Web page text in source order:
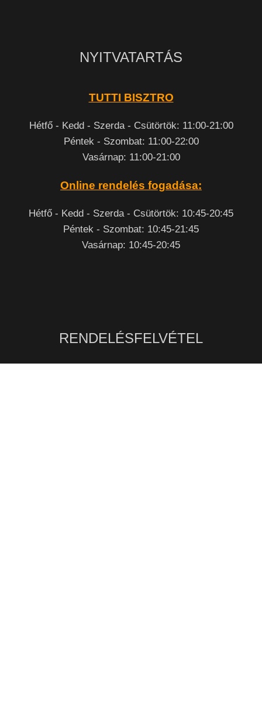
NYITVATARTÁS
TUTTI BISZTRO
Hétfő - Kedd - Szerda - Csütörtök: 11:00-21:00
Péntek - Szombat: 11:00-22:00
Vasárnap: 11:00-21:00
Online rendelés fogadása:
Hétfő - Kedd - Szerda - Csütörtök: 10:45-20:45
Péntek - Szombat: 10:45-21:45
Vasárnap: 10:45-20:45
RENDELÉSFELVÉTEL